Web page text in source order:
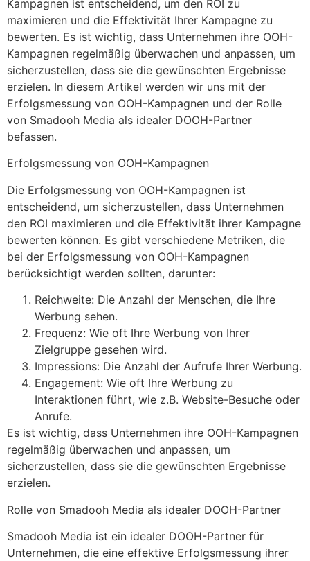
Kampagnen ist entscheidend, um den ROI zu
maximieren und die Effektivität Ihrer Kampagne zu
bewerten. Es ist wichtig, dass Unternehmen ihre OOH-
Kampagnen regelmäßig überwachen und anpassen, um
sicherzustellen, dass sie die gewünschten Ergebnisse
erzielen. In diesem Artikel werden wir uns mit der
Erfolgsmessung von OOH-Kampagnen und der Rolle
von Smadooh Media als idealer DOOH-Partner
befassen.
Erfolgsmessung von OOH-Kampagnen
Die Erfolgsmessung von OOH-Kampagnen ist
entscheidend, um sicherzustellen, dass Unternehmen
den ROI maximieren und die Effektivität ihrer Kampagne
bewerten können. Es gibt verschiedene Metriken, die
bei der Erfolgsmessung von OOH-Kampagnen
berücksichtigt werden sollten, darunter:
Reichweite: Die Anzahl der Menschen, die Ihre
Werbung sehen.
Frequenz: Wie oft Ihre Werbung von Ihrer
Zielgruppe gesehen wird.
Impressions: Die Anzahl der Aufrufe Ihrer Werbung.
Engagement: Wie oft Ihre Werbung zu
Interaktionen führt, wie z.B. Website-Besuche oder
Anrufe.
Es ist wichtig, dass Unternehmen ihre OOH-Kampagnen
regelmäßig überwachen und anpassen, um
sicherzustellen, dass sie die gewünschten Ergebnisse
erzielen.
Rolle von Smadooh Media als idealer DOOH-Partner
Smadooh Media ist ein idealer DOOH-Partner für
Unternehmen, die eine effektive Erfolgsmessung ihrer